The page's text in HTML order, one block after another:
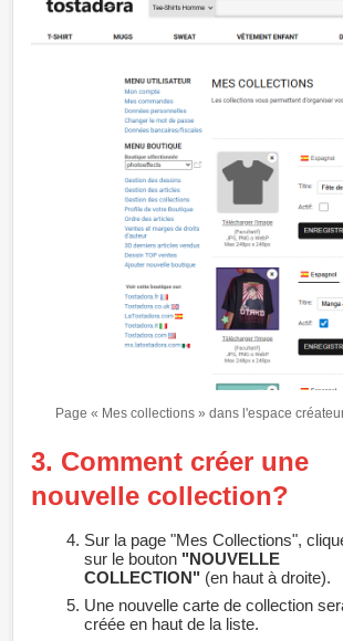
Page « Mes collections » dans l'espace
3. Comment créer une
nouvelle collection?
Sur la page "Mes Collections",
sur le bouton "NOUVELLE
COLLECTION" (en haut à droite).
Une nouvelle carte de collection
créée en haut de la liste.